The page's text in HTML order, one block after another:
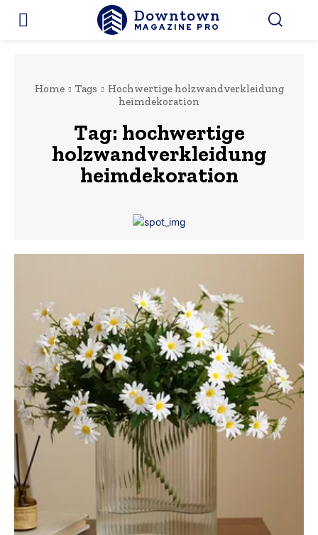
Downtown
MAGAZINE PRO
Home Tags
Hochwertige holzwandverkleidung
heimdekoration
Tag: hochwertige
holzwandverkleidung
heimdekoration